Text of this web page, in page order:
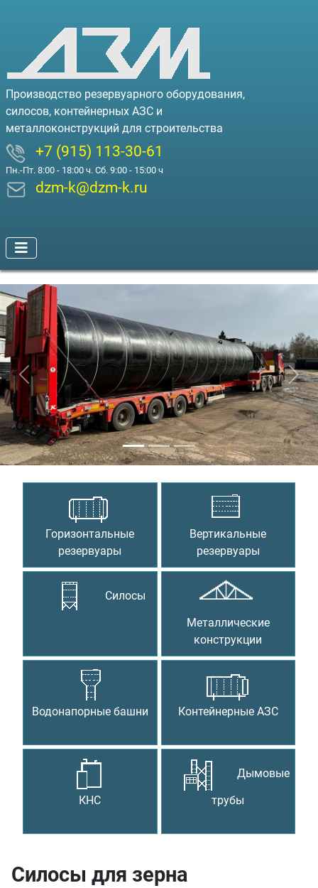
Производство резервуарного оборудования,
силосов, контейнерных АЗС и
металлоконструкций для строительства
+7 (915) 113-30-61
Пн.-Пт. 8:00 - 18:00 ч. Сб. 9:00 - 15:00 ч
dzm-k@dzm-k.ru
Предыдущий
Горизонтальные
резервуары
Вертикальные
резервуары
Силосы
Металлические
конструкции
Водонапорные башни Контейнерные АЗС
КНС
Дымовые
трубы
Силосы для зерна